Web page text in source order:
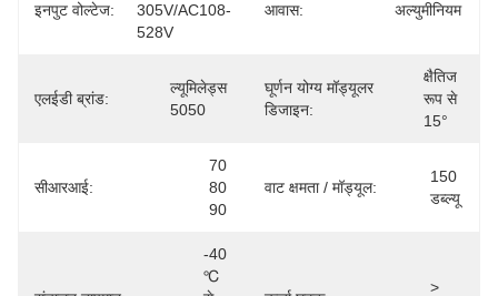
इनपुट वोल्टेज:
305V/AC108-
528V
आवास: अल्युमीनियम
एलईडी ब्रांड:
ल्यूमिलेड्स
5050
घूर्णन योग्य मॉड्यूलर
डिजाइन:
क्षैतिज
रूप से
15°
सीआरआई:
70
80
90
वाट क्षमता / मॉड्यूल:
150
डब्ल्यू
-40
℃
>